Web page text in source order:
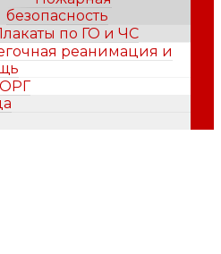
безопасность
по ГО и ЧС
реанимация и